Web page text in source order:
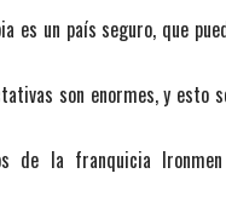
es un país seguro, que
son enormes, y esto
de la franquicia